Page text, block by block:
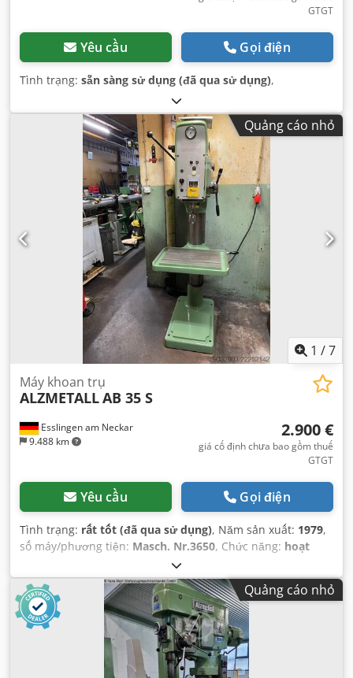
GTGT
Yêu cầu Gọi điện
Tình trạng: sẵn sàng sử dụng (đã qua sử dụng),
Quảng cáo nhỏ
1 /7
Esslingen am Neckar
9.488 km
Máy khoan trụ
ALZMETALLAB 35 S
2.900 €
giá cố định chưa bao gồm thuế
GTGT
Yêu cầu Gọi điện
Tình trạng: rất tốt (đã qua sử dụng), Năm sản xuất: 1979,
số máy/phương tiện: Masch. Nr.3650, Chức năng: hoạt
2,2 kW (2,99 mã lực)
đầu vào:380 V, loại dòng điện đầu vào:ba pha, đường kính
dụng cụ:
32 mm, giá trục chính:MK 4, loại kích hoạt:điện,
tổng chiều cao: 187 mm, độ sâu họng:300 mm
lượng tổng cộng: 430 kg, Thiết bị:Dấu CE, tài liệu / sổ tay
hướng dẫn, tốc độ quay thay đổi vô cấp,
Quảng cáo nhỏ